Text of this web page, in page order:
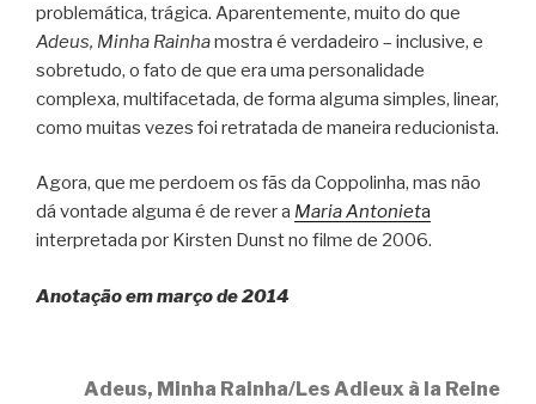
problemática, trágica. Aparentemente, muito do que
Adeus, Minha Rainhamostra é verdadeiro – inclusive, e
sobretudo, o fato de que era uma personalidade
complexa, multifacetada, de forma alguma simples, linear,
como muitas vezes foi retratada de maneira reducionista.
Agora, que me perdoem os fãs da Coppolinha, mas não
dá vontade alguma é de rever a Maria Antonieta
interpretada por Kirsten Dunst no filme de 2006.
Anotação em março de 2014
Adeus, Minha Rainha/Les Adieux à la Reine